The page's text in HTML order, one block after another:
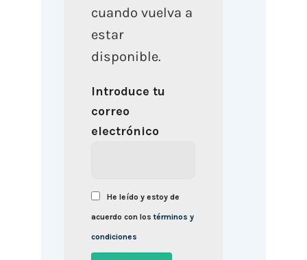
cuando vuelva a
estar
disponible.
Introduce tu
correo
electrónico
He leído y estoy de
acuerdo con lostérminos y
condiciones